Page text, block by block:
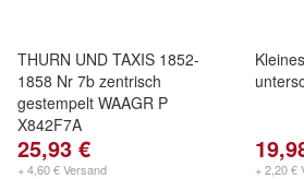
THURN UND TAXIS 1852-
1858 Nr 7b zentrisch
gestempelt WAAGR P
X842F7A
25,93 €
+ 4,60 € Versand + 2,20 €